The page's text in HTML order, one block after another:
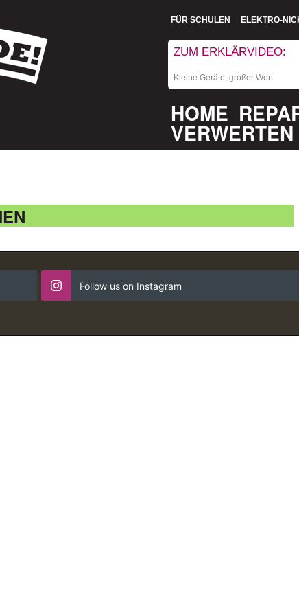
FÜR SCHULEN ELEKTRO-
ZUM ERKLÄRVIDEO:
Kleine Geräte, großer Wert
HOME
VERWERTEN
Follow us on Instagram